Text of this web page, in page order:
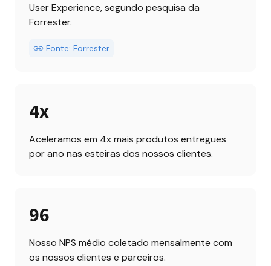
User Experience, segundo pesquisa da
Forrester.
Fonte: Forrester
4x
Aceleramos em 4x mais produtos entregues
por ano nas esteiras dos nossos clientes.
96
Nosso NPS médio coletado mensalmente com
os nossos clientes e parceiros.